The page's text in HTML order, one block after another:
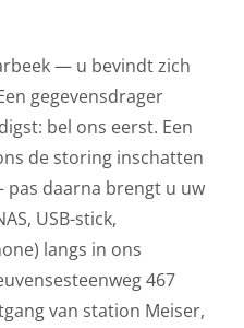
— u bevindt zich
gegevensdrager
bel ons eerst. Een
de storing inschatten
daarna brengt u uw
USB-stick,
langs in ons
467
van station Meiser,